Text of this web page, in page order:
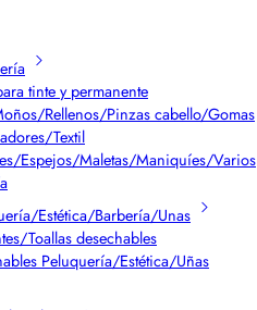
tinte y permanente
Rellenos/Pinzas cabello/Gomas
Textil
Espejos/Maletas/Maniquíes/Varios
Estética/Barbería/Unas
Toallas desechables
Peluquería/Estética/Uñas